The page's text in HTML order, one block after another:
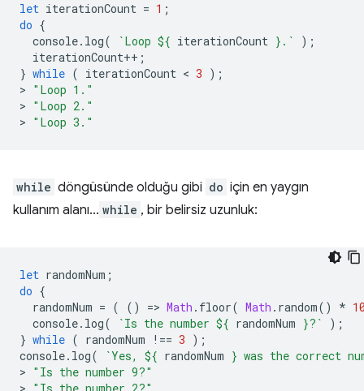
let iterationCount = 1 ;
do {
console. log( `Loop ${ iterationCount } .`
);
iterationCount++ ;
} while ( iterationCount < 3 );
> "Loop 1."
> "Loop 2."
> "Loop 3."
while döngüsünde olduğu gibi do için en yaygın
kullanım alanı... while , bir belirsiz uzunluk:
let randomNum ;
do {
randomNum = ( () => Math . floor( Math . random() *
console. log( `Is the number ${ randomNum }?`
);
} while ( randomNum !== 3 );
console. log( `Yes, ${ randomNum } was the correct
> "Is the number 9?"